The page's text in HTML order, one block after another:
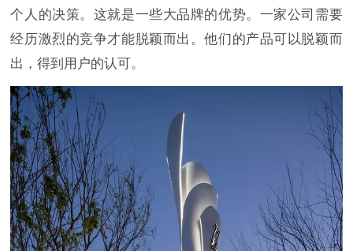
个人的决策。这就是一些大品牌的优势。一家公司需要
经历激烈的竞争才能脱颖而出。他们的产品可以脱颖而
出，得到用户的认可。